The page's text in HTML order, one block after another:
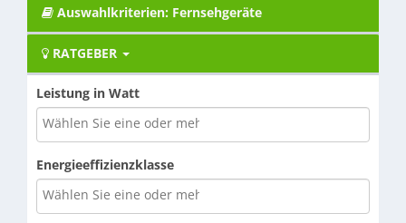
Auswahlkriterien: Fernsehgeräte
RATGEBER
Leistung in Watt
Energieeffizienzklasse